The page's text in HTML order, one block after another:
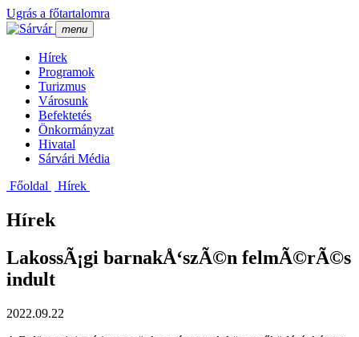
Ugrás a főtartalomra
menu
Hí­rek
Programok
Turizmus
Városunk
Befektetés
Önkormányzat
Hivatal
Sárvári Média
Főoldal
Hí­rek
Hírek
LakossÃ¡gi barnakÅ‘szÃ©n felmÃ©rÃ©s
indult
2022.09.22